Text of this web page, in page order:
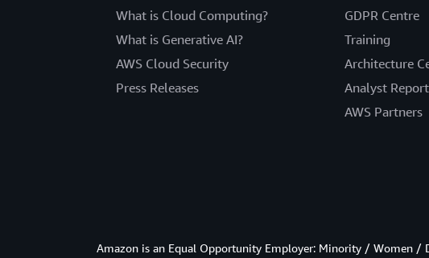
What is Cloud Computing?
What is Generative AI?
AWS Cloud Security
Press Releases
GDPR Centre
Training
Architecture
Analyst
AWS Partners
Amazon is an Equal Opportunity Employer: Minority / Women